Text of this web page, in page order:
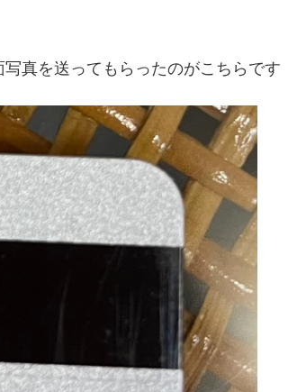
真を送ってもらったのがこちらです